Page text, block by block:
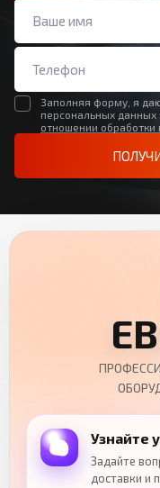
Заполняя форму, я
персональных данных
отношении
Узнайте
Задайте
доставки и